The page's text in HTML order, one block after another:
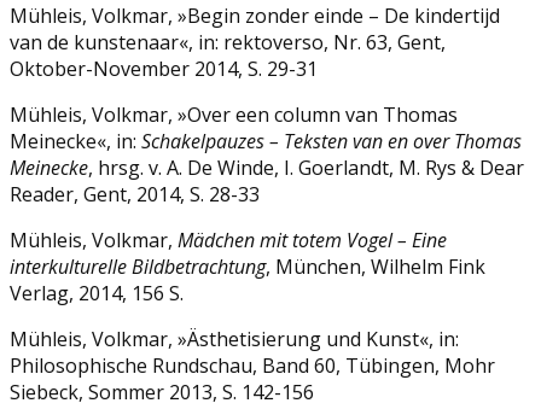
Mühleis, Volkmar, »Begin zonder einde – De kindertijd
van de kunstenaar«, in: rektoverso, Nr. 63, Gent,
Oktober-November 2014, S. 29-31
Mühleis, Volkmar, »Over een column van Thomas
Meinecke«, in: Schakelpauzes – Teksten van en over Thomas
Meinecke, hrsg. v. A. De Winde, I. Goerlandt, M. Rys & Dear
Reader, Gent, 2014, S. 28-33
Mühleis, Volkmar, Mädchen mit totem Vogel – Eine
interkulturelle Bildbetrachtung, München, Wilhelm Fink
Verlag, 2014, 156 S.
Mühleis, Volkmar, »Ästhetisierung und Kunst«, in:
Philosophische Rundschau, Band 60, Tübingen, Mohr
Siebeck, Sommer 2013, S. 142-156